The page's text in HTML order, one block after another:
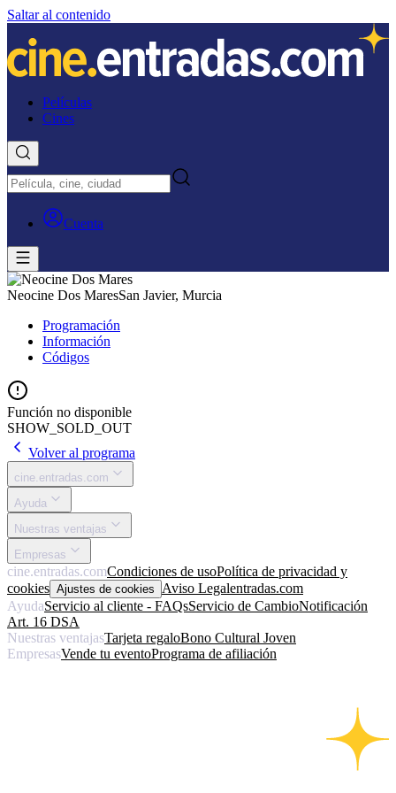
Saltar al contenido
Películas
Cines
Cuenta
Neocine Dos MaresSan Javier, Murcia
Programación
Información
Códigos
Función no disponible
SHOW_SOLD_OUT
Volver al programa
cine.entradas.com
Ayuda
Nuestras ventajas
Empresas
cine.entradas.comCondiciones de usoPolítica de privacidad y
cookies Ajustes de cookies Aviso Legalentradas.com
AyudaServicio al cliente - FAQsServicio de CambioNotificación
Art. 16 DSA
Nuestras ventajasTarjeta regaloBono Cultural Joven
EmpresasVende tu eventoPrograma de afiliación